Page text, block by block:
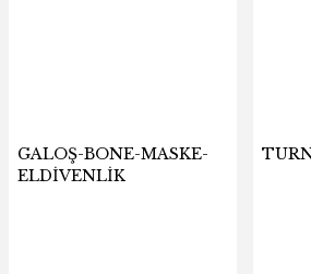
GALOŞ-BONE-MASKE-
ELDİVENLİK